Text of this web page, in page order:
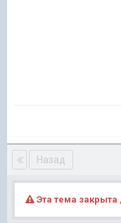
Назад
Эта тема закрыта